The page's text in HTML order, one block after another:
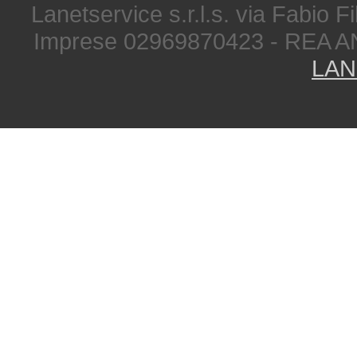
Lanetservice s.r.l.s. via Fabio
Imprese 02969870423 - REA